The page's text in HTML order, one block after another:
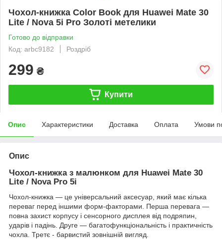
Чохол-книжка Color Book для Huawei Mate 30
Lite / Nova 5i Pro Золоті метелики
Готово до відправки
Код: arbc9182
Роздріб
299 ₴
Купити
Опис Характеристики Доставка Оплата Умови
Опис
Чохол-книжка з малюнком для Huawei Mate 30
Lite / Nova Pro 5i
Чохол-книжка ― це універсальний аксесуар, який має кілька
переваг перед іншими форм-факторами. Перша перевага ―
повна захист корпусу і сенсорного дисплея від подряпин,
ударів і падінь. Друге ― багатофункціональність і практичність
чохла. Третє - барвистий зовнішній вигляд.